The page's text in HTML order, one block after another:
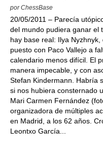
por ChessBase
20/05/2011 – Parecía
del mundo pudiera ganar el
hay base real: Ilya
puesto con Paco Vallejo a
calendario menos difícil. El
manera impecable, y con
Stefan Kindermann. Habría
si nos hubiera consternado
Mari Carmen Fernández
organizadora de múltiples
en Madrid, a los 62 años.
Leontxo García...